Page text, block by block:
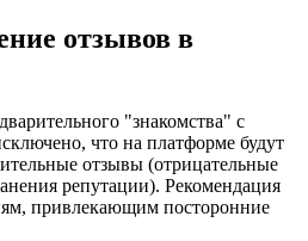
отзывов в
"знакомства" с
что на платформе будут
отзывы (отрицательные
репутации). Рекомендация
привлекающим посторонние